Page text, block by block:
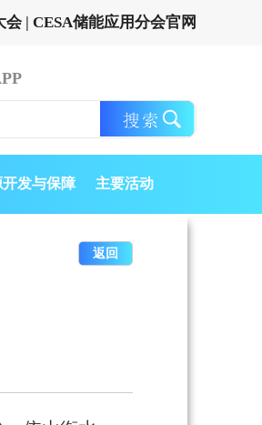
会 | CESA储能应用分会官网
发与保障 主要活动
返回